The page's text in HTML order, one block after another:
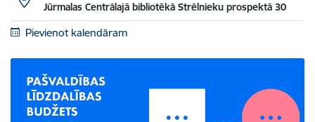
Jūrmalas Centrālajā bibliotēkā Strēlnieku prospektā 30
Pievienot kalendāram